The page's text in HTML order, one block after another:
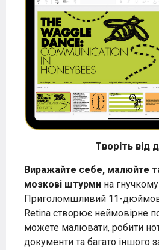
Творіть від
Виражайте себе, малюйте
мозкові штурми на
Приголомшливий 11-
Retina створює неймовірне
можете малювати, робити
документи та багато іншого